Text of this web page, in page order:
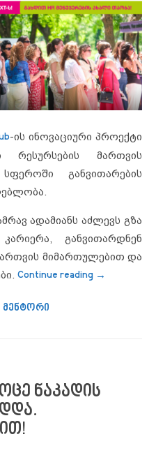
-ის ინოვაციური პროექტი
რესურსების მართვის
განვითარების
ადამიანს აძლევს გზა
განვითარდნენ
მიმართულებით და
Continue reading “HR hub
→
მენტორი
ნაკადის